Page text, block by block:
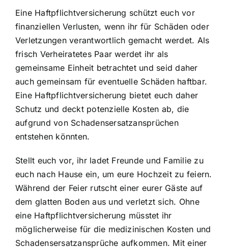
Eine Haftpflichtversicherung schützt euch vor
finanziellen Verlusten, wenn ihr für Schäden oder
Verletzungen verantwortlich gemacht werdet. Als
frisch Verheiratetes Paar werdet ihr als
gemeinsame Einheit betrachtet und seid daher
auch gemeinsam für eventuelle Schäden haftbar.
Eine Haftpflichtversicherung bietet euch daher
Schutz und deckt potenzielle Kosten ab, die
aufgrund von Schadensersatzansprüchen
entstehen könnten.
Stellt euch vor, ihr ladet Freunde und Familie zu
euch nach Hause ein, um eure Hochzeit zu feiern.
Während der Feier rutscht einer eurer Gäste auf
dem glatten Boden aus und verletzt sich. Ohne
eine Haftpflichtversicherung müsstet ihr
möglicherweise für die medizinischen Kosten und
Schadensersatzansprüche aufkommen. Mit einer